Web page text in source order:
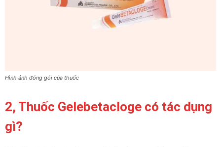
Hình ảnh đóng gói của thuốc
2, Thuốc Gelebetacloge có tác dụng
gì?